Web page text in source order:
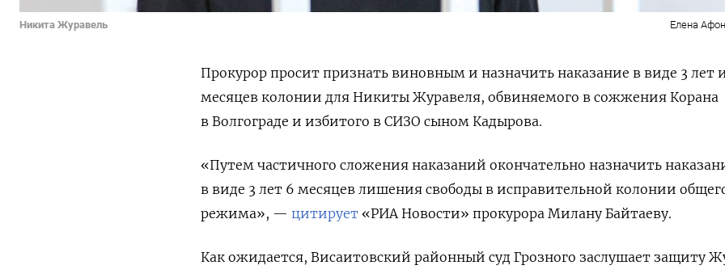
Никита Журавель Елена
Прокурор просит признать виновным и назначить наказание в виде 3 лет
месяцев колонии для Никиты Журавеля, обвиняемого в сожжения Корана
в Волгограде и избитого в СИЗО сыном Кадырова.
«Путем частичного сложения наказаний окончательно назначить
в виде 3 лет 6 месяцев лишения свободы в исправительной колонии
режима», — цитирует «РИА Новости» прокурора Милану Байтаеву.
Как ожидается, Висаитовский районный суд Грозного заслушает защиту